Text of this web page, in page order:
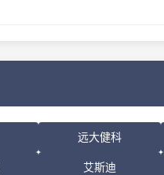
远大健科
艾斯迪